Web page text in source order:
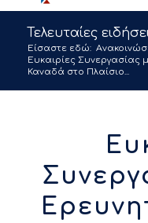
Τελευταίες
Είσαστε εδώ:
Ευκαιρίες Συνεργασίας
Καναδά στο Πλαίσιο...